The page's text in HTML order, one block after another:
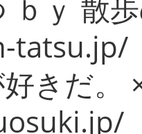
ｂｙ 散
tatsu.jp/
きだ。